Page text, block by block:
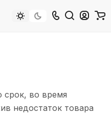
срок, во время
недостаток товара